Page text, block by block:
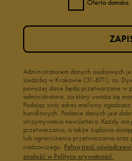
Oferta damska
Administratorem danych osobowych
siedzibą w Krakowie (31-871), os.
powyżej dane będą przetwarzane w
administratora, za który uważa się
Podając swój adres mailowy
handlowych. Podanie danych jest
otrzymywania newslettera. Każdy
przetwarzania, a także żądania
lub ograniczenia przetwarzania oraz
nadzorczego. Pełną treść
znaleźć w Polityce prywatności.